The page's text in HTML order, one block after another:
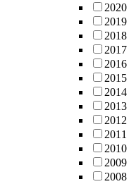
2020
2019
2018
2017
2016
2015
2014
2013
2012
2011
2010
2009
2008